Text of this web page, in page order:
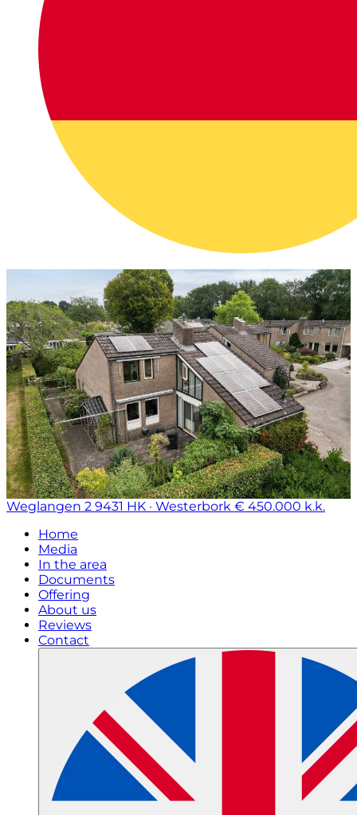
Weglangen 2 9431 HK · Westerbork € 450.000 k.k.
Home
Media
In the area
Documents
Offering
About us
Reviews
Contact